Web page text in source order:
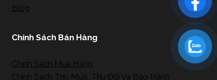
Blog
Chính Sách Bán Hàng
Chính Sách Mua Hàng
Chính Sách Thu Mua, Thu Đổi Và Bảo Hành